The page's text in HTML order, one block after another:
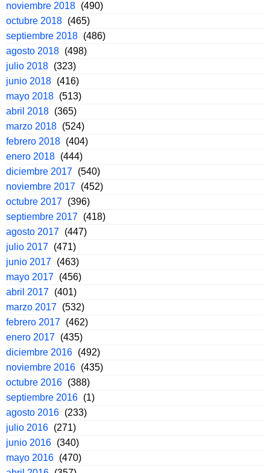
noviembre 2018 (490)
octubre 2018 (465)
septiembre 2018 (486)
agosto 2018 (498)
julio 2018 (323)
junio 2018 (416)
mayo 2018 (513)
abril 2018 (365)
marzo 2018 (524)
febrero 2018 (404)
enero 2018 (444)
diciembre 2017 (540)
noviembre 2017 (452)
octubre 2017 (396)
septiembre 2017 (418)
agosto 2017 (447)
julio 2017 (471)
junio 2017 (463)
mayo 2017 (456)
abril 2017 (401)
marzo 2017 (532)
febrero 2017 (462)
enero 2017 (435)
diciembre 2016 (492)
noviembre 2016 (435)
octubre 2016 (388)
septiembre 2016 (1)
agosto 2016 (233)
julio 2016 (271)
junio 2016 (340)
mayo 2016 (470)